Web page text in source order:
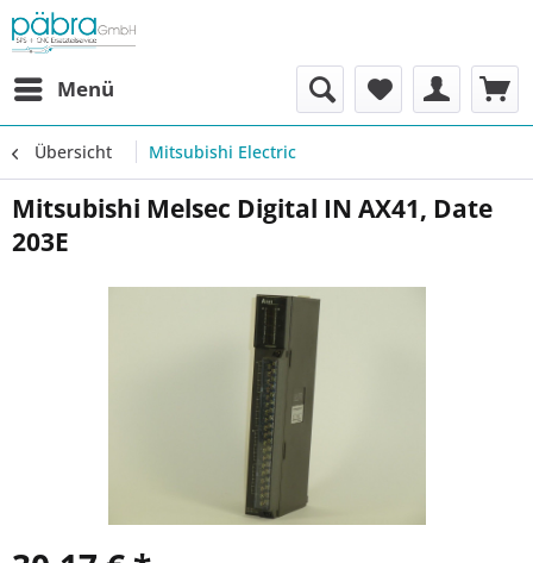
Menü
Übersicht Mitsubishi Electric
Mitsubishi Melsec Digital IN AX41, Date
203E